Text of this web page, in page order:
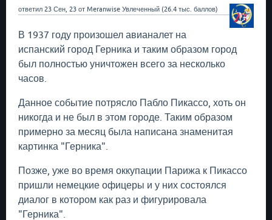
ответил 23 Сен, 23 от Meranwise Увлеченный (26.4 тыс. баллов)
В 1937 году произошел авианалет на
испанский город Герника и таким образом город
был полностью уничтожен всего за несколько
часов.
Данное событие потрясло Пабло Пикассо, хоть он
никогда и не был в этом городе. Таким образом
примерно за месяц была написана знаменитая
картинка "Герника".
Позже, уже во время оккупации Парижа к Пикассо
пришли немецкие офицеры и у них состоялся
диалог в котором как раз и фигурировала
"Герника".